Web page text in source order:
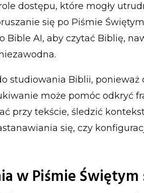
dostępu, które mogły
się po Piśmie
Bible AI, aby czytać Biblię,
studiowania Biblii, ponieważ
może pomóc odkryć
przy tekście, śledzić
się, czy
w Piśmie Świętym